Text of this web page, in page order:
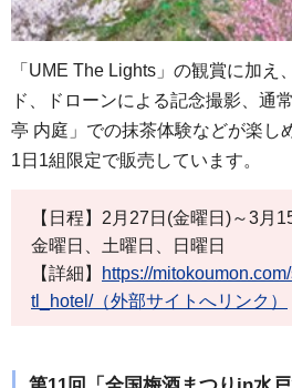
「UME The Lights」の観賞に加え
ド、ドローンによる記念撮影、通
亭 内庭」での抹茶体験などが楽し
1日1組限定で販売しています。
【日程】2月27日(金曜日)～3月
金曜日、土曜日、日曜日
【詳細】
https://
tl_hotel/（外部サイトへリンク）